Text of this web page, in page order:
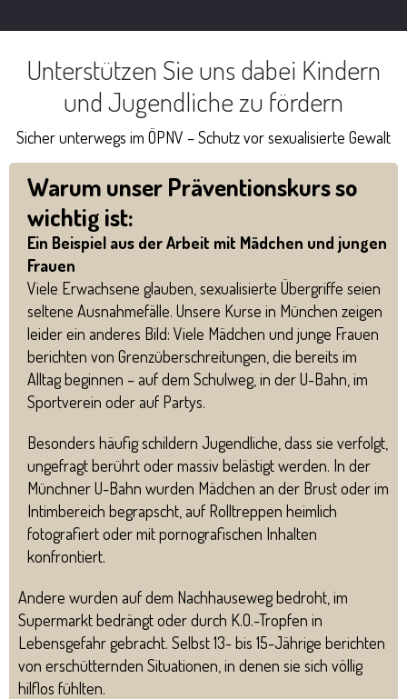
Unterstützen Sie uns dabei Kindern
und Jugendliche zu fördern
Sicher unterwegs im ÖPNV – Schutz vor sexualisierte Gewalt
Warum unser Präventionskurs so
wichtig ist:
Ein Beispiel aus der Arbeit mit Mädchen und jungen
Frauen
Viele Erwachsene glauben, sexualisierte Übergriffe seien
seltene Ausnahmefälle. Unsere Kurse in München zeigen
leider ein anderes Bild: Viele Mädchen und junge Frauen
berichten von Grenzüberschreitungen, die bereits im
Alltag beginnen – auf dem Schulweg, in der U-Bahn, im
Sportverein oder auf Partys.
Besonders häufig schildern Jugendliche, dass sie verfolgt,
ungefragt berührt oder massiv belästigt werden. In der
Münchner U-Bahn wurden Mädchen an der Brust oder im
Intimbereich begrapscht, auf Rolltreppen heimlich
fotografiert oder mit pornografischen Inhalten
konfrontiert.
Andere wurden auf dem Nachhauseweg bedroht, im
Supermarkt bedrängt oder durch K.O.-Tropfen in
Lebensgefahr gebracht. Selbst 13- bis 15-Jährige berichten
von erschütternden Situationen, in denen sie sich völlig
hilflos fühlten.